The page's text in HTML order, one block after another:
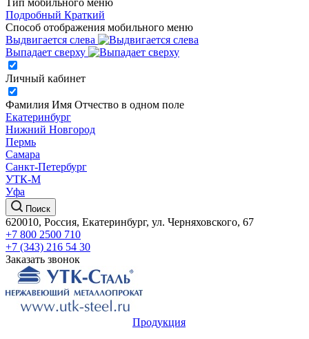
Тип мобильного меню
Подробный Краткий
Способ отображения мобильного меню
Выдвигается слева
Выпадает сверху
Личный кабинет
Фамилия Имя Отчество в одном поле
Екатеринбург
Нижний Новгород
Пермь
Самара
Санкт-Петербург
УТК-М
Уфа
Поиск
620010, Россия, Екатеринбург, ул. Черняховского, 67
+7 800 2500 710
+7 (343) 216 54 30
Заказать звонок
Продукция